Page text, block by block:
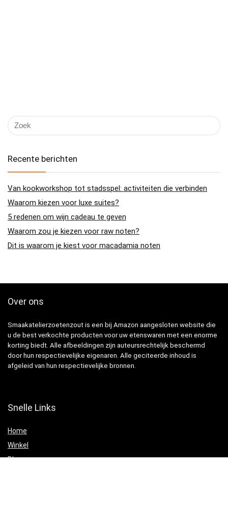
Recente berichten
Van kookworkshop tot stadsspel: activiteiten die verbinden
Waarom kiezen voor luxe suites?
5 redenen om wijn cadeau te geven
Waarom zou je kiezen voor raw noten?
Dit is waarom je kiest voor macadamia noten
Over ons
Smaakatelierzoetenzout is een bij Amazon aangesloten website die
u de best verkochte producten voor uw etenswaren met een enorme
korting biedt. Alle afbeeldingen zijn auteursrechtelijk beschermd
door hun respectievelijke eigenaren. Alle geciteerde inhoud is
afgeleid van hun respectievelijke bronnen.
Snelle Links
Home
Winkel
Blogs